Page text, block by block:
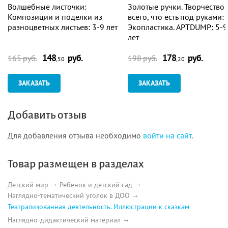
Волшебные листочки:
Композиции и поделки из
разноцветных листьев: 3-9 лет
165 руб. 148,50 руб.
ЗАКАЗАТЬ
Золотые ручки. Творчество
всего, что есть под руками:
Экопластика. APTDUMP: 5-9
лет
198 руб. 178,20 руб.
ЗАКАЗАТЬ
Добавить отзыв
Для добавления отзыва необходимо войти на сайт.
Товар размещен в разделах
Детский мир
Ребенок и детский сад
Наглядно-тематический уголок в ДОО
Театрализованная деятельность. Иллюстрации к сказкам
Наглядно-дидактический материал